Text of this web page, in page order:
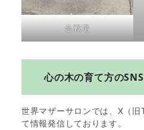
合戦場
心の木の育て方のSNS
世界マザーサロンでは、X（
て情報発信しております。